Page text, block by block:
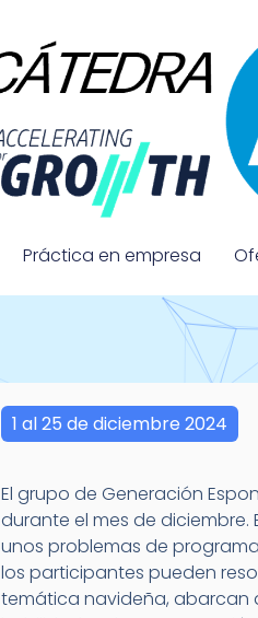
Práctica en empresa
1 al 25 de diciembre 2024
El grupo de Generación
durante el mes de
unos problemas de
los participantes pueden
temática navideña, abarcan